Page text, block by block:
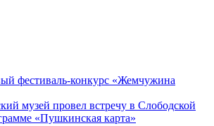
фестиваль-конкурс «Жемчужина
музей провел встречу в Слободской
«Пушкинская карта»